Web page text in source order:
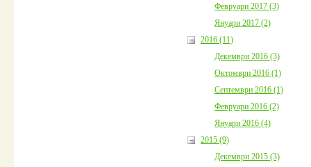
Февруари 2017 (3)
Януари 2017 (2)
2016 (11)
Декември 2016 (3)
Октомври 2016 (1)
Септември 2016 (1)
Февруари 2016 (2)
Януари 2016 (4)
2015 (9)
Декември 2015 (3)